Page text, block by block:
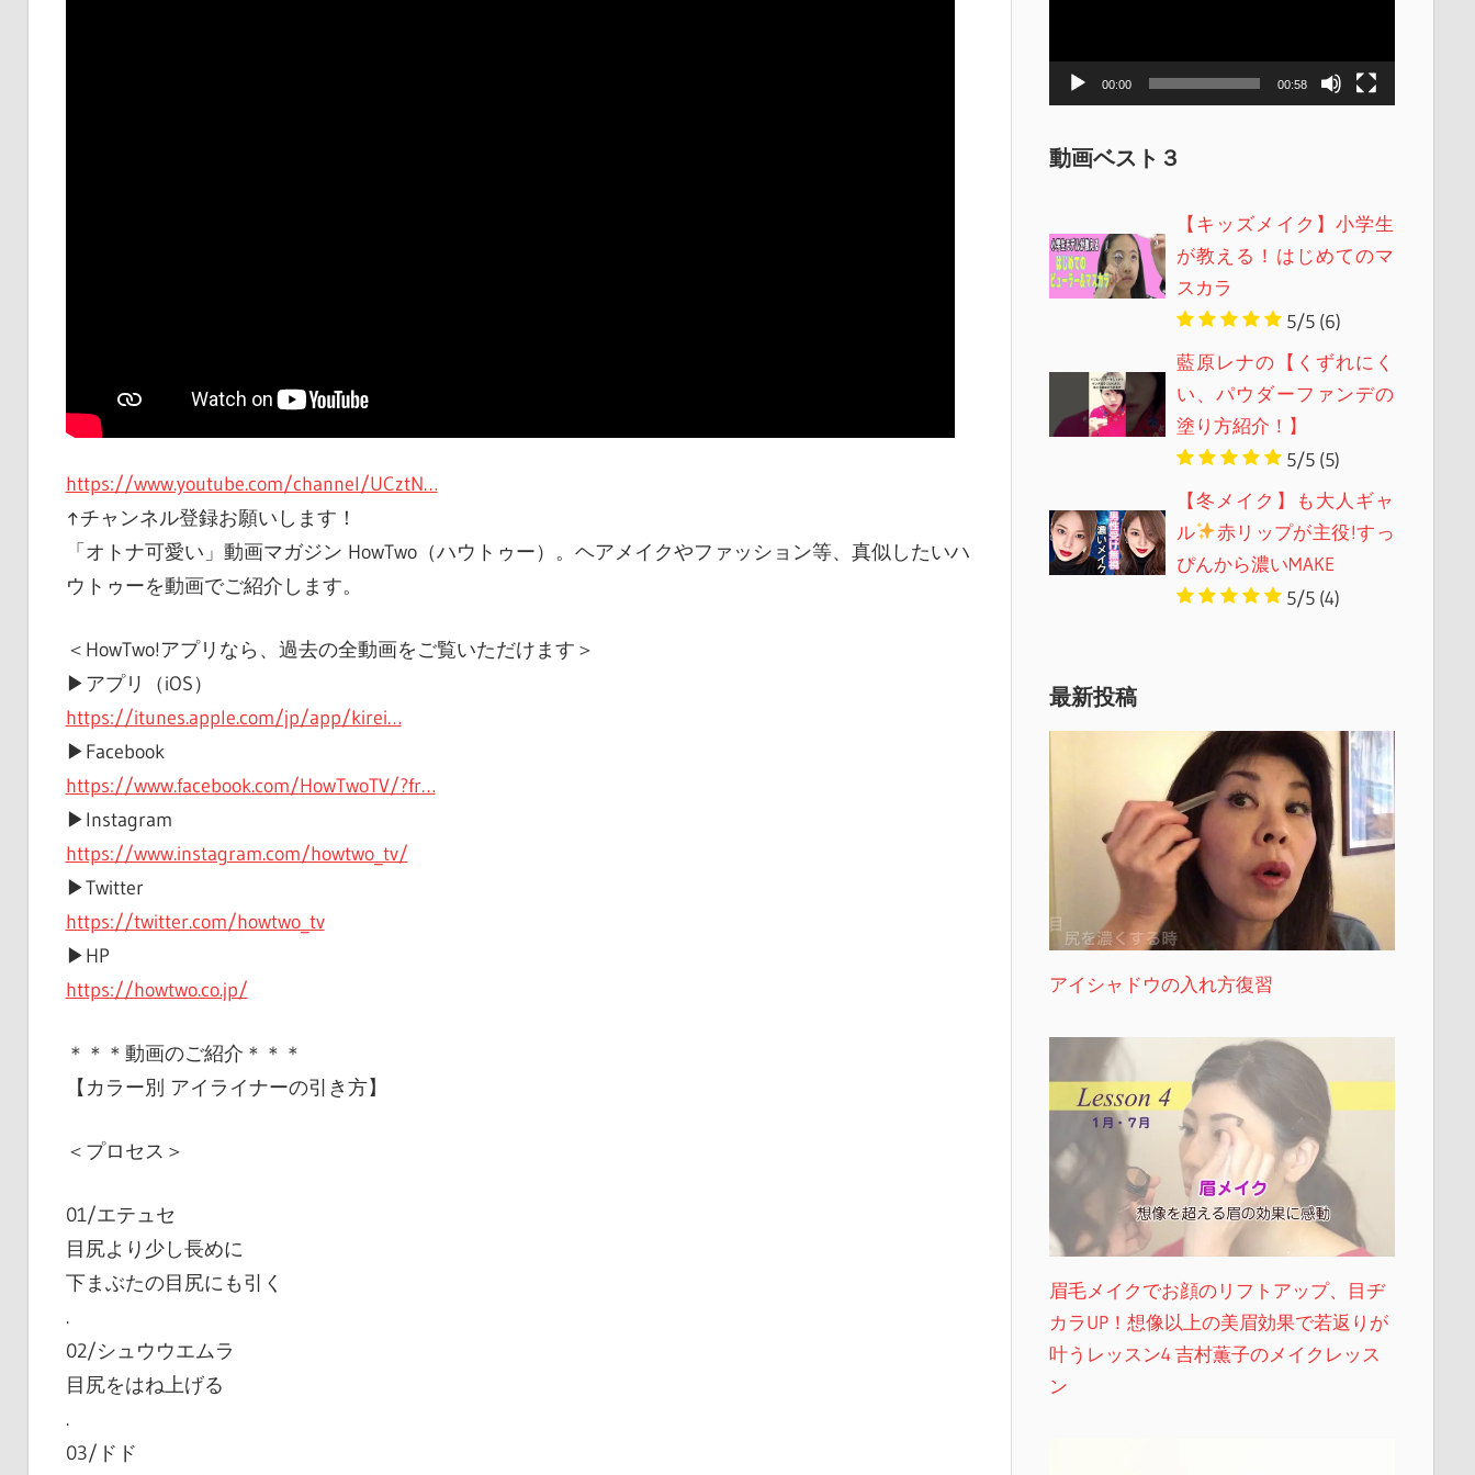
https://www.youtube.com/channel/UCztN…
↑チャンネル登録お願いします！
「オトナ可愛い」動画マガジン HowTwo（ハウトゥー）。ヘアメイクやファッション等、真似したいハ
ウトゥーを動画でご紹介します。
＜HowTwo!アプリなら、過去の全動画をご覧いただけます＞
▶︎アプリ（iOS）
https://itunes.apple.com/jp/app/kirei…
▶︎Facebook
https://www.facebook.com/HowTwoTV/?fr…
▶︎Instagram
https://www.instagram.com/howtwo_tv/
▶︎Twitter
https://twitter.com/howtwo_tv
▶︎HP
https://howtwo.co.jp/
＊＊＊動画のご紹介＊＊＊
【カラー別 アイライナーの引き方】
＜プロセス＞
01/エテュセ
目尻より少し長めに
下まぶたの目尻にも引く
.
02/シュウウエムラ
目尻をはね上げる
.
03/ドド
00:00 00:58
動画ベスト３
【キッズメイク】小学生
が教える！はじめてのマ
スカラ
5/5 (6)
藍原レナの【くずれにく
い、パウダーファンデの
塗り方紹介！】
5/5 (5)
【冬メイク】も大人ギャ
ル
赤リップが主役!すっ
ぴんから濃いMAKE
5/5 (4)
最新投稿
アイシャドウの入れ方復習
眉毛メイクでお顔のリフトアップ、目ヂ
カラUP！想像以上の美眉効果で若返りが
叶うレッスン4 吉村薫子のメイクレッス
ン